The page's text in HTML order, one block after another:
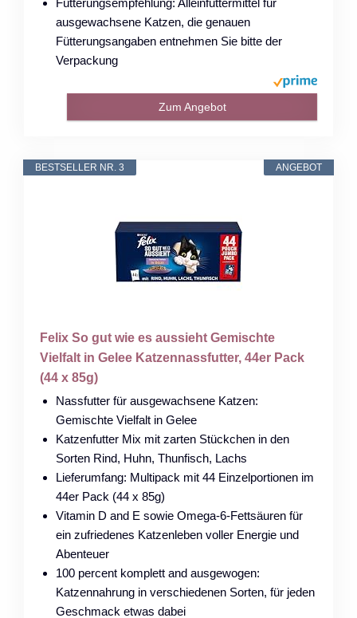
Fütterungsempfehlung: Alleinfuttermittel für
ausgewachsene Katzen, die genauen
Fütterungsangaben entnehmen Sie bitte der
Verpackung
Zum Angebot
ANGEBOT
BESTSELLER NR. 3
Felix So gut wie es aussieht Gemischte
Vielfalt in Gelee Katzennassfutter, 44er Pack
(44 x 85g)
Nassfutter für ausgewachsene Katzen:
Gemischte Vielfalt in Gelee
Katzenfutter Mix mit zarten Stückchen in den
Sorten Rind, Huhn, Thunfisch, Lachs
Lieferumfang: Multipack mit 44 Einzelportionen im
44er Pack (44 x 85g)
Vitamin D and E sowie Omega-6-Fettsäuren für
ein zufriedenes Katzenleben voller Energie und
Abenteuer
100 percent komplett and ausgewogen:
Katzennahrung in verschiedenen Sorten, für jeden
Geschmack etwas dabei